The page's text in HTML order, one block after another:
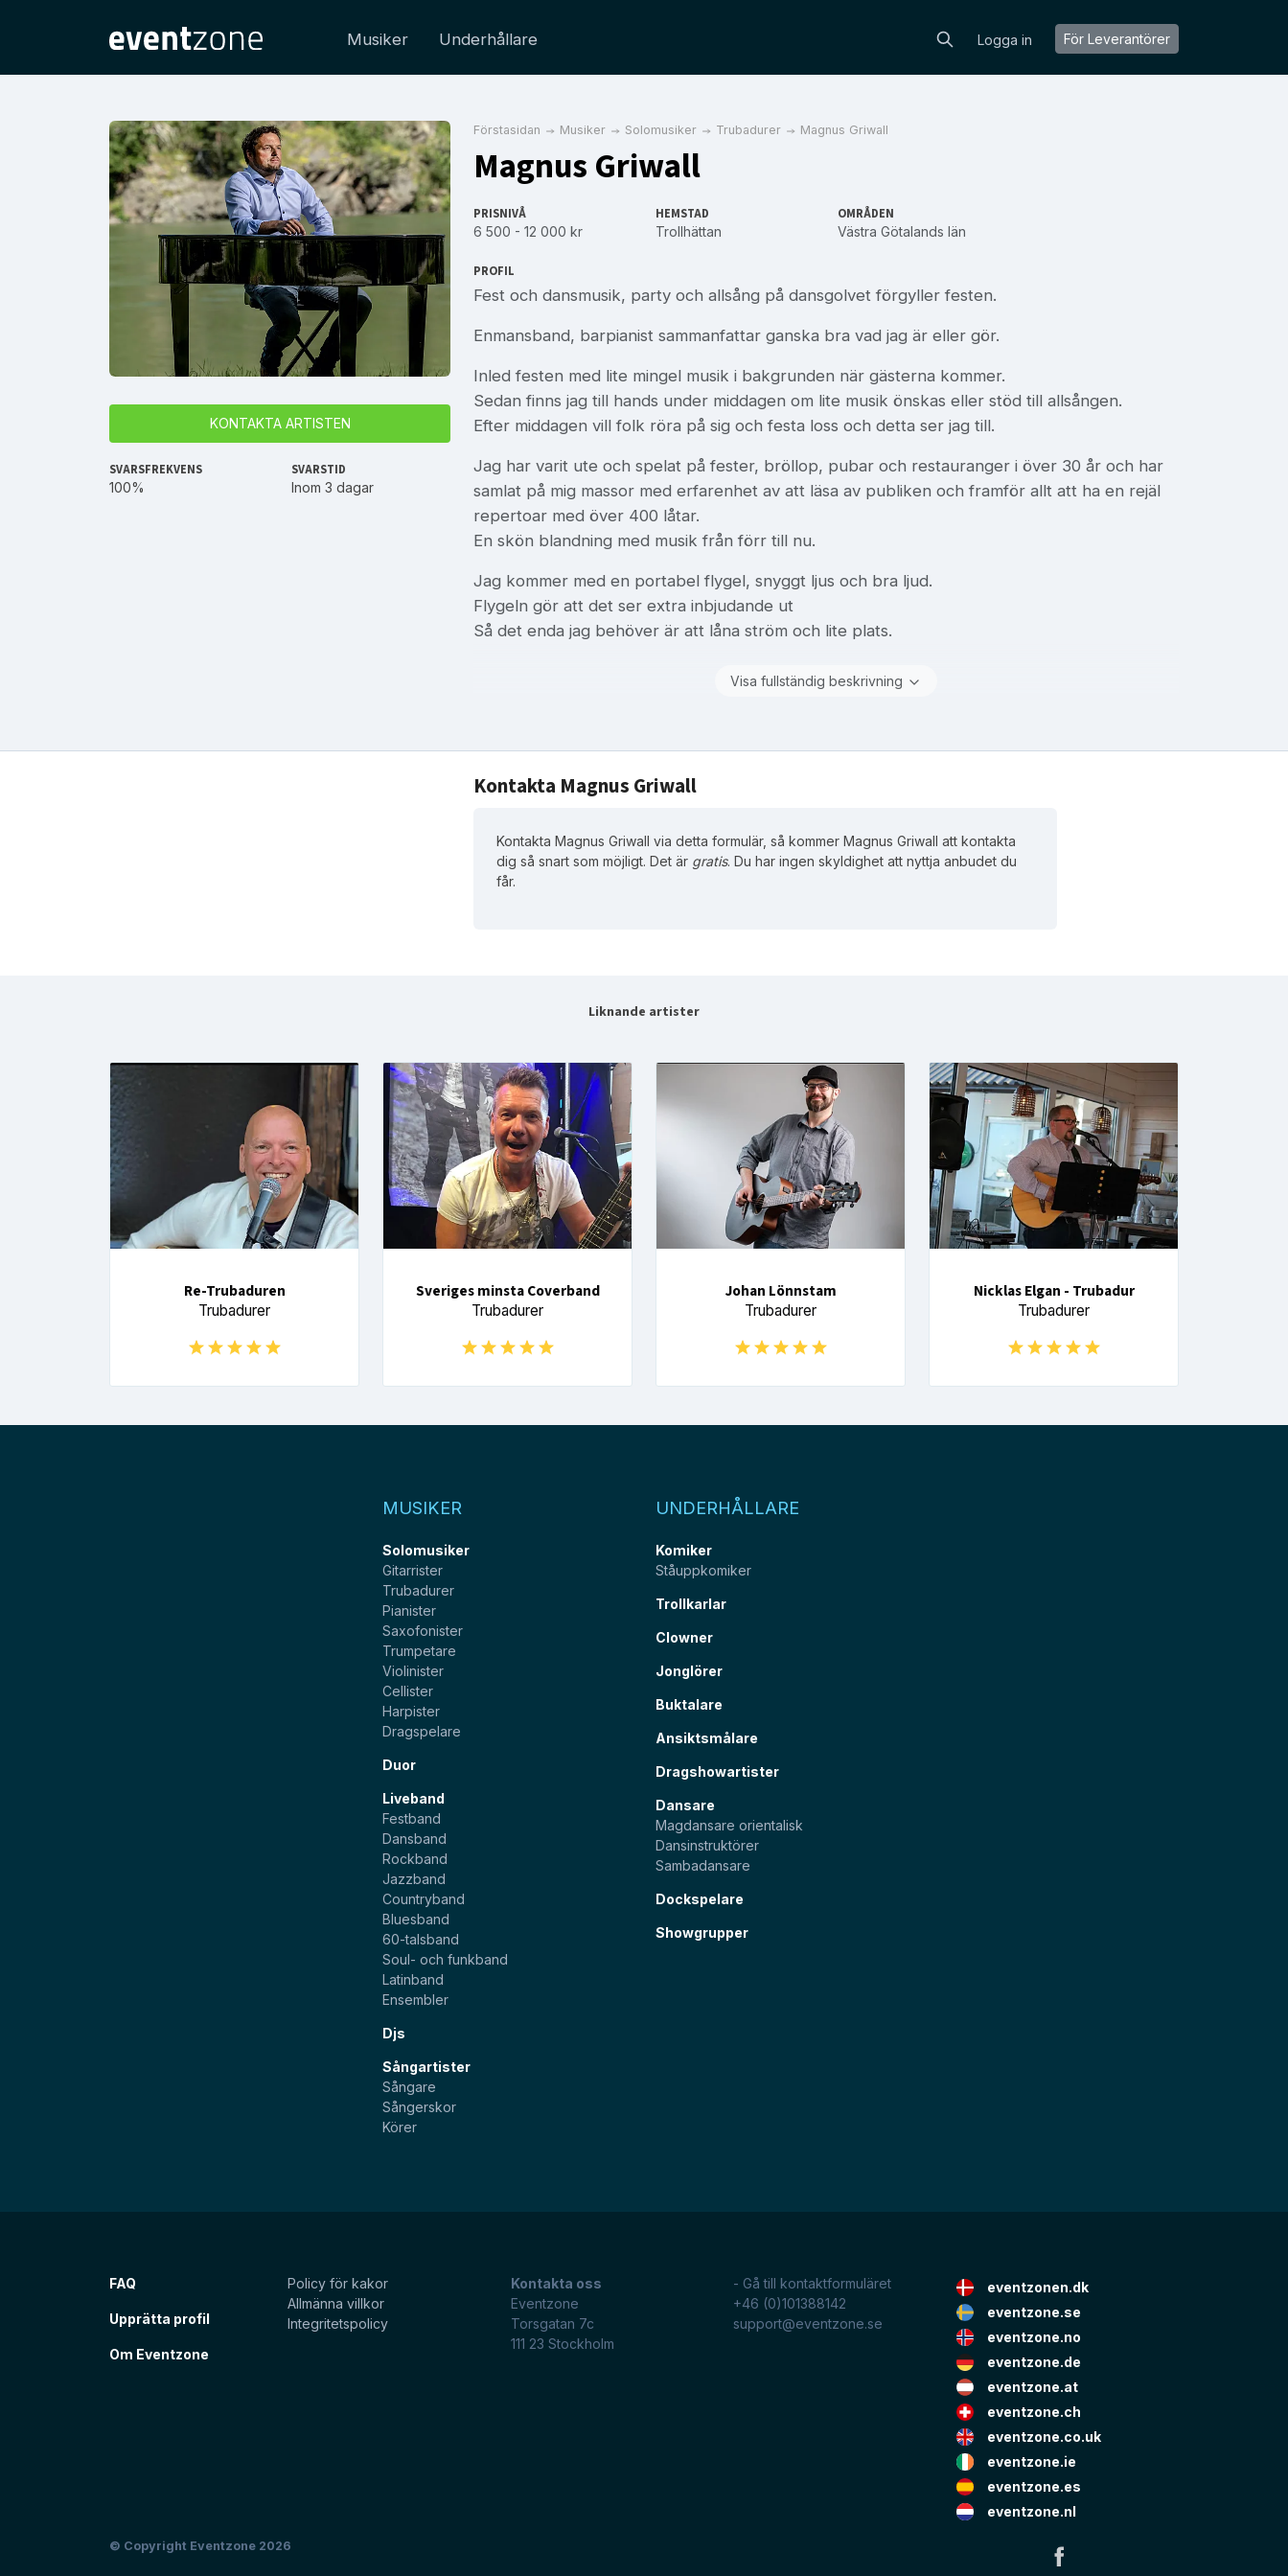
Musiker Underhållare Logga in För Leverantörer
KONTAKTA ARTISTEN
SVARSFREKVENS
100%
SVARSTID
Inom 3 dagar
Förstasidan Musiker Solomusiker Trubadurer Magnus Griwall
Magnus Griwall
PRISNIVÅ
6 500 - 12 000 kr
HEMSTAD
Trollhättan
OMRÅDEN
Västra Götalands län
PROFIL
Fest och dansmusik, party och allsång på dansgolvet förgyller festen.
Enmansband, barpianist sammanfattar ganska bra vad jag är eller gör.
Inled festen med lite mingel musik i bakgrunden när gästerna kommer.
Sedan finns jag till hands under middagen om lite musik önskas eller stöd till allsången.
Efter middagen vill folk röra på sig och festa loss och detta ser jag till.
Jag har varit ute och spelat på fester, bröllop, pubar och restauranger i över 30 år och har
samlat på mig massor med erfarenhet av att läsa av publiken och framför allt att ha en rejäl
repertoar med över 400 låtar.
En skön blandning med musik från förr till nu.
Jag kommer med en portabel flygel, snyggt ljus och bra ljud.
Flygeln gör att det ser extra inbjudande ut
Så det enda jag behöver är att låna ström och lite plats.
Visa fullständig beskrivning
Kontakta Magnus Griwall
Kontakta Magnus Griwall via detta formulär, så kommer Magnus Griwall att kontakta
dig så snart som möjligt. Det är gratis. Du har ingen skyldighet att nyttja anbudet du
får.
Liknande artister
Re-Trubaduren
Trubadurer
Sveriges minsta Coverband
Trubadurer
Johan Lönnstam
Trubadurer
Nicklas Elgan - Trubadur
Trubadurer
MUSIKER
Solomusiker
Gitarrister
Trubadurer
Pianister
Saxofonister
Trumpetare
Violinister
Cellister
Harpister
Dragspelare
Duor
Liveband
Festband
Dansband
Rockband
Jazzband
Countryband
Bluesband
60-talsband
Soul- och funkband
Latinband
Ensembler
Djs
Sångartister
Sångare
Sångerskor
Körer
UNDERHÅLLARE
Komiker
Ståuppkomiker
Trollkarlar
Clowner
Jonglörer
Buktalare
Ansiktsmålare
Dragshowartister
Dansare
Magdansare orientalisk
Dansinstruktörer
Sambadansare
Dockspelare
Showgrupper
FAQ
Upprätta profil
Om Eventzone
Policy för kakor
Allmänna villkor
Integritetspolicy
Kontakta oss
Eventzone
Torsgatan 7c
111 23 Stockholm
- Gå till kontaktformuläret
+46 (0)101388142
support@eventzone.se
eventzonen.dk
eventzone.se
eventzone.no
eventzone.de
eventzone.at
eventzone.ch
eventzone.co.uk
eventzone.ie
eventzone.es
eventzone.nl
© Copyright Eventzone 2026